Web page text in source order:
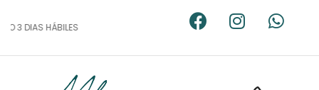
3 DIAS HÁBILES